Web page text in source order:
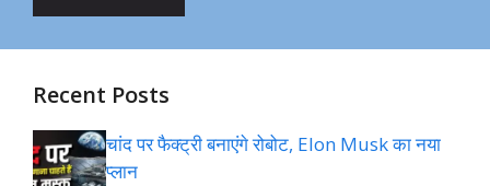
Recent Posts
चांद पर फैक्ट्री बनाएंगे रोबोट, Elon Musk का नया
प्लान